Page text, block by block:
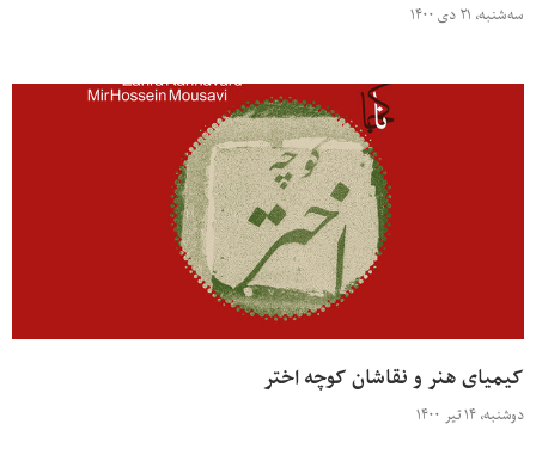
سه‌شنبه، ۲۱ دی ۱۴۰۰
کیمیای هنر و نقاشان کوچه اختر
دوشنبه، ۱۴ تیر ۱۴۰۰